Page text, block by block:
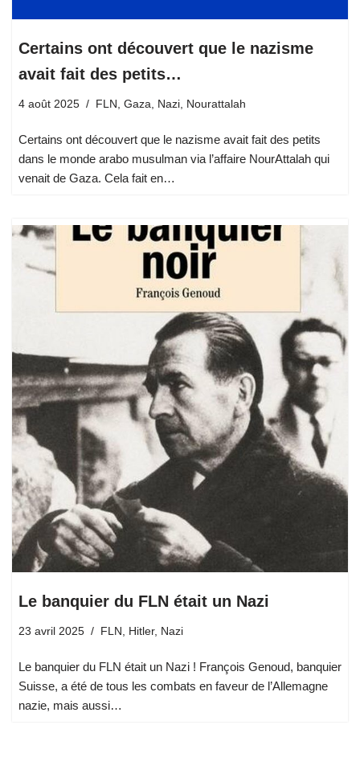
Certains ont découvert que le nazisme
avait fait des petits…
4 août 2025 FLN , Gaza, Nazi, Nourattalah
Certains ont découvert que le nazisme avait fait des petits
dans le monde arabo musulman via l’affaire NourAttalah qui
venait de Gaza. Cela fait en…
Le banquier du FLN était un Nazi
23 avril 2025 FLN , Hitler, Nazi
Le banquier du FLN était un Nazi ! François Genoud, banquier
Suisse, a été de tous les combats en faveur de l’Allemagne
nazie, mais aussi…